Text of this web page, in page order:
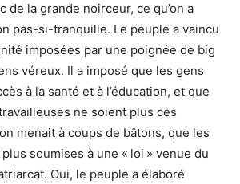
de la grande noirceur, ce qu’on a
pas-si-tranquille. Le peuple a vaincu
imposées par une poignée de big
véreux. Il a imposé que les gens
à la santé et à l’éducation, et que
ne soient plus ces
menait à coups de bâtons, que les
soumises à une « loi » venue du
Oui, le peuple a élaboré